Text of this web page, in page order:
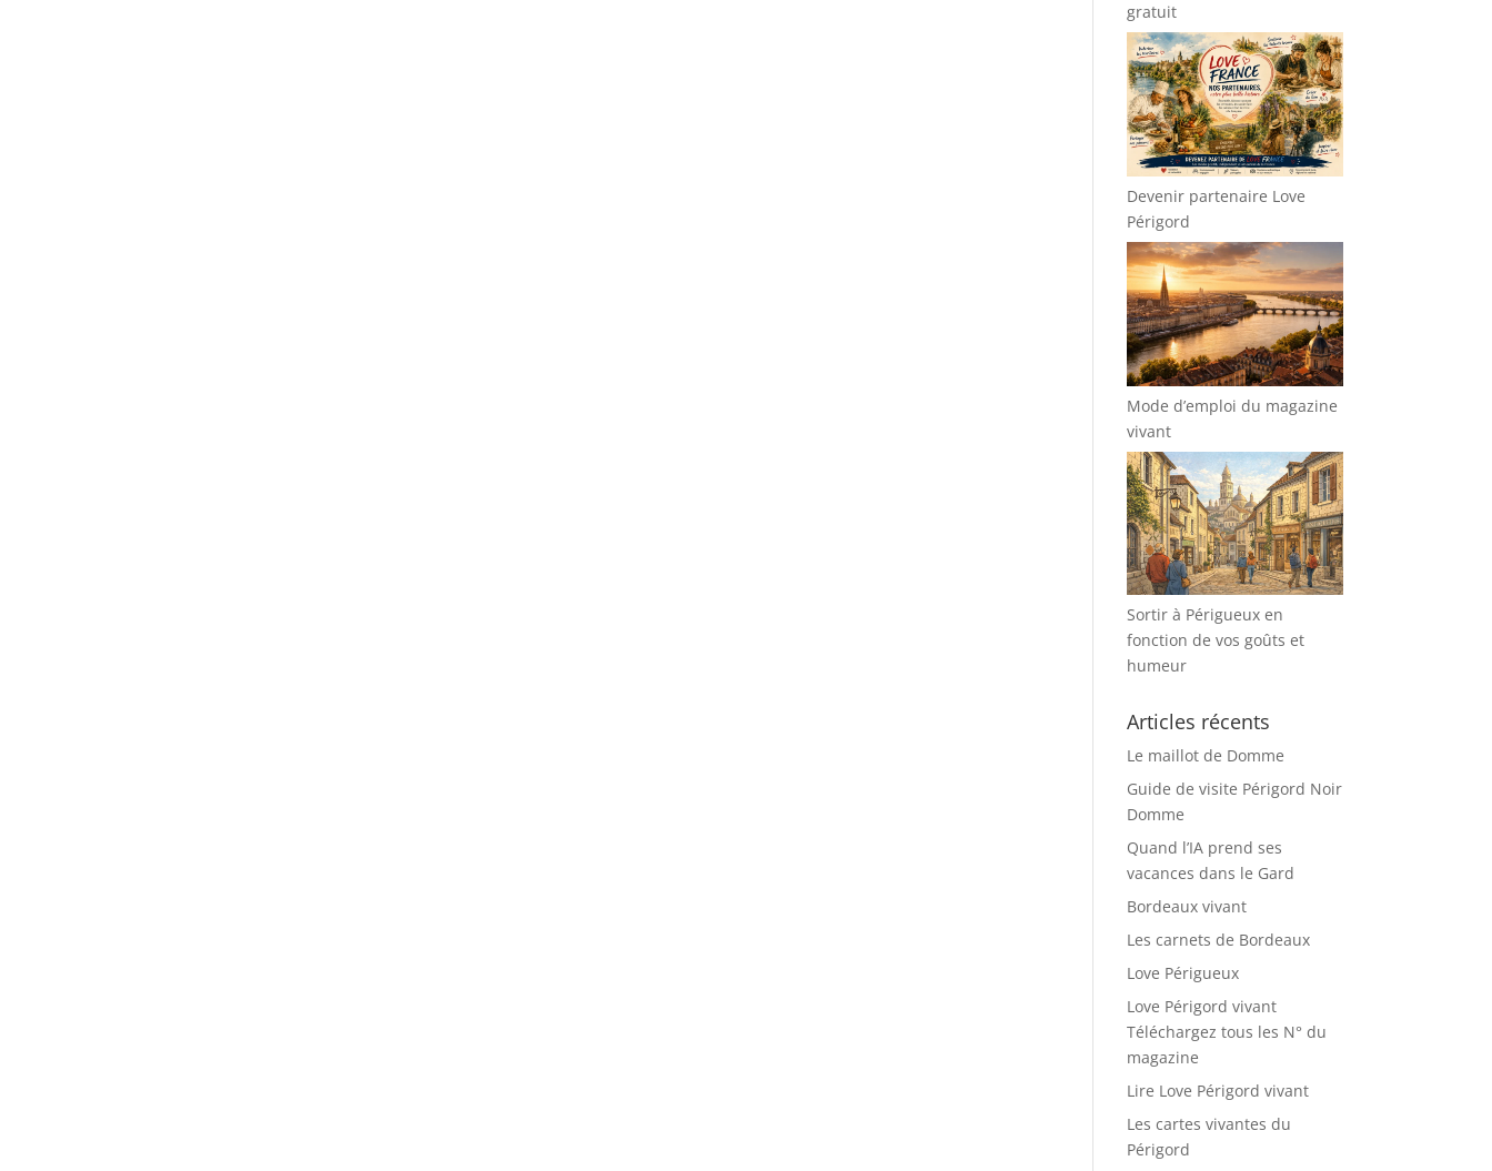
gratuit
Devenir partenaire Love
Périgord
Mode d’emploi du magazine
vivant
Sortir à Périgueux en
fonction de vos goûts et
humeur
Articles récents
Le maillot de Domme
Guide de visite Périgord Noir
Domme
Quand l’IA prend ses
vacances dans le Gard
Bordeaux vivant
Les carnets de Bordeaux
Love Périgueux
Love Périgord vivant
Téléchargez tous les N° du
magazine
Lire Love Périgord vivant
Les cartes vivantes du
Périgord